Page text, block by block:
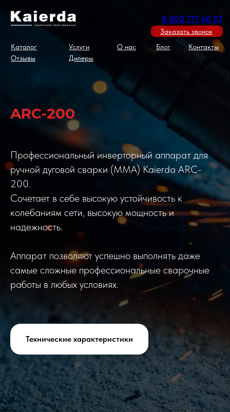
Контакты
ARC-200
Профессиональный инверторный аппарат для
ручной дуговой сварки (ММА) Kaierda ARC-
200.
Сочетает в себе высокую устойчивость к
колебаниям сети, высокую мощность и
надежность.
Аппарат позволяют успешно выполнять даже
самые сложные профессиональные сварочные
работы в любых условиях.
Технические характеристики